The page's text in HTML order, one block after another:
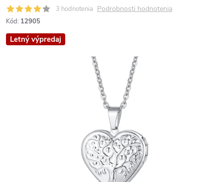
3 hodnotenia Podrobnosti hodnotenia
Kód: 12905
Letný výpredaj